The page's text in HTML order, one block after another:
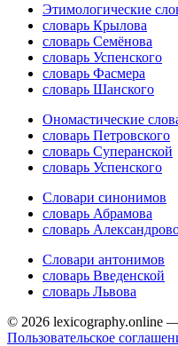
Этимологические
словарь Крылова
словарь Семёнова
словарь Успенского
словарь Фасмера
словарь Шанского
Ономастические
словарь Петровского
словарь Суперанской
словарь Успенского
Словари синонимов
словарь Абрамова
словарь
Словари антонимов
словарь Введенской
словарь Львова
© 2026 lexicography.online
Пользовательское